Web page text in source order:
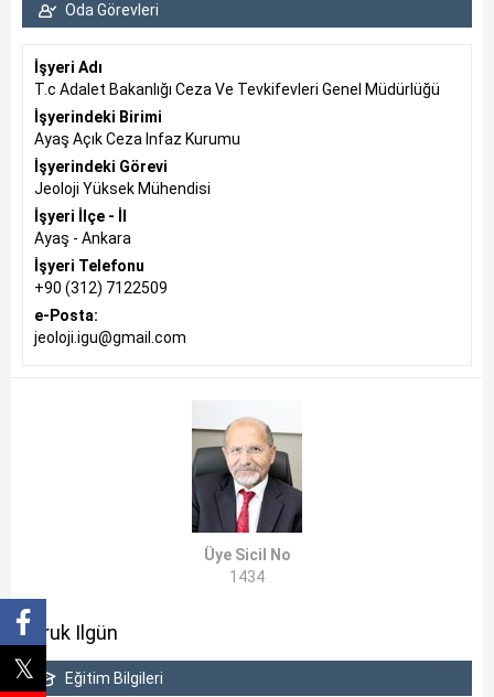
Oda Görevleri
İşyeri Adı
T.c Adalet Bakanlığı Ceza Ve Tevkifevleri Genel Müdürlüğü
İşyerindeki Birimi
Ayaş Açık Ceza Infaz Kurumu
İşyerindeki Görevi
Jeoloji Yüksek Mühendisi
İşyeri İlçe - İl
Ayaş - Ankara
İşyeri Telefonu
+90 (312) 7122509
e-Posta:
jeoloji.igu@gmail.com
Üye Sicil No
1434
Faruk Ilgün
Eğitim Bilgileri